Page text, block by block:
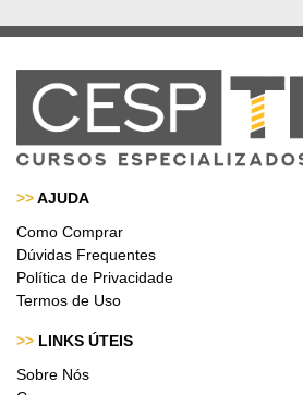
>>AJUDA
Como Comprar
Dúvidas Frequentes
Política de Privacidade
Termos de Uso
>> LINKS ÚTEIS
Sobre Nós